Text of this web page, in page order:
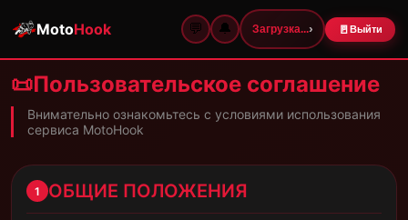
MotoHook 💬 🔔 Загрузка...› 🚪Выйти
📜Пользовательское соглашение
Внимательно ознакомьтесь с условиями использования
сервиса MotoHook
1 ОБЩИЕ ПОЛОЖЕНИЯ